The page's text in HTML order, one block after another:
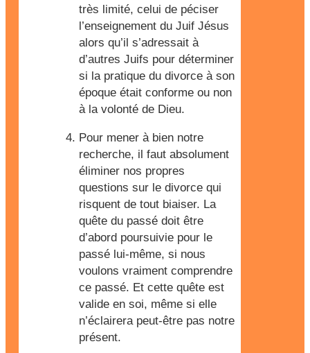
très limité, celui de péciser
l’enseignement du Juif Jésus
alors qu’il s’adressait à
d’autres Juifs pour déterminer
si la pratique du divorce à son
époque était conforme ou non
à la volonté de Dieu.
Pour mener à bien notre
recherche, il faut absolument
éliminer nos propres
questions sur le divorce qui
risquent de tout biaiser. La
quête du passé doit être
d’abord poursuivie pour le
passé lui-même, si nous
voulons vraiment comprendre
ce passé. Et cette quête est
valide en soi, même si elle
n’éclairera peut-être pas notre
présent.